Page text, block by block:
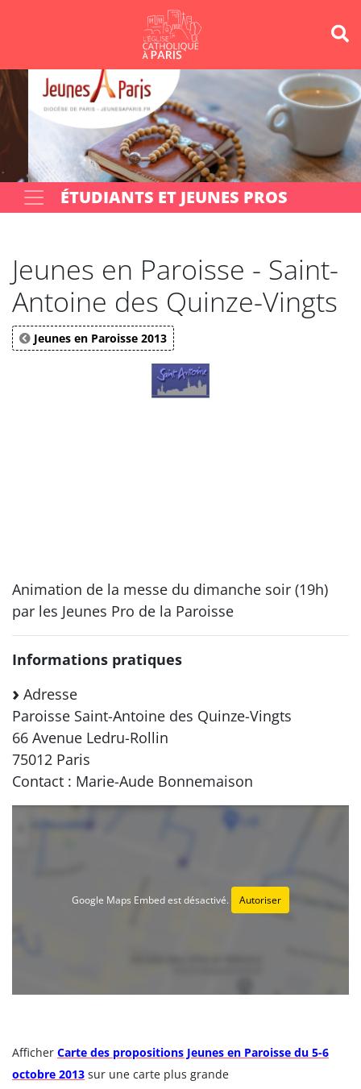
Votre recherche OK
ÉTUDIANTS ET JEUNES PROS
Jeunes en Paroisse - Saint-
Antoine des Quinze-Vingts
Jeunes en Paroisse 2013
Animation de la messe du dimanche soir (19h)
par les Jeunes Pro de la Paroisse
Informations pratiques
Adresse
Paroisse Saint-Antoine des Quinze-Vingts
66 Avenue Ledru-Rollin
75012 Paris
Contact : Marie-Aude Bonnemaison
Google Maps Embed est désactivé. Autoriser
Afficher Carte des propositions Jeunes en Paroisse du 5-6
octobre 2013 sur une carte plus grande
Panneau de gestion des cookies